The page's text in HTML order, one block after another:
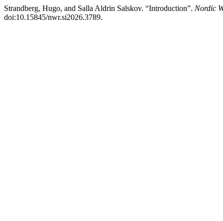
Strandberg, Hugo, and Salla Aldrin Salskov. “Introduction”. Nordic
doi:10.15845/nwr.si2026.3789.